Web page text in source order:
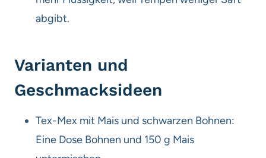
abgibt.
Varianten und
Geschmacksideen
Tex-Mex mit Mais und schwarzen Bohnen:
Eine Dose Bohnen und 150 g Mais